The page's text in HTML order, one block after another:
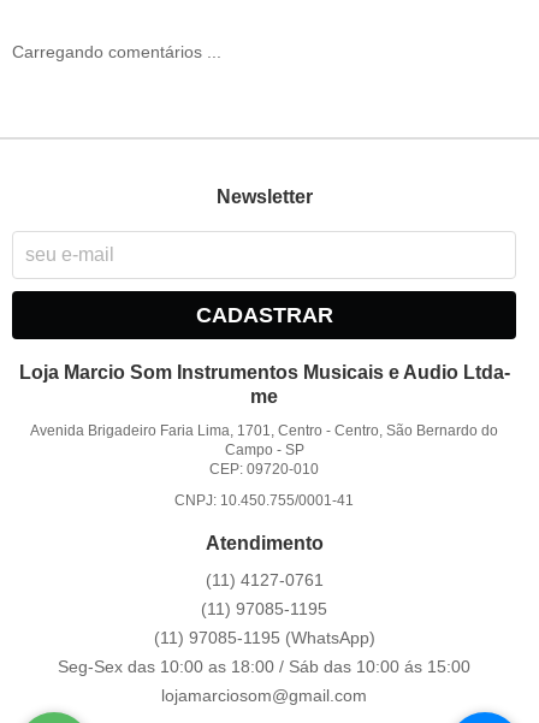
Carregando comentários ...
Newsletter
CADASTRAR
Loja Marcio Som Instrumentos Musicais e Audio Ltda-
me
Avenida Brigadeiro Faria Lima, 1701, Centro -Centro, São Bernardo do
Campo - SP
CEP: 09720-010
CNPJ: 10.450.755/0001-41
Atendimento
(11) 4127-0761
(11) 97085-1195
(11) 97085-1195 (WhatsApp)
Seg-Sex das 10:00 as 18:00 / Sáb das 10:00 ás 15:00
lojamarciosom@gmail.com